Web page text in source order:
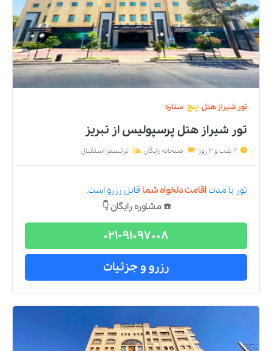
تور شیراز هتل پنج ستاره
تور شیراز هتل پرسپولیساز تبریز
2 شب و 3 روز صبحانه رایگان ترانسفر استقبال
تور با مدتاقامت دلخواه شما قابل رزرو است.
☎️ مشاوره رایگان 👇
021-91097008
رزرو و جزئیات